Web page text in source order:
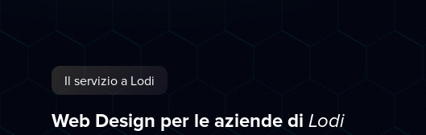
Il servizio a Lodi
Web Design per le aziende di Lodi